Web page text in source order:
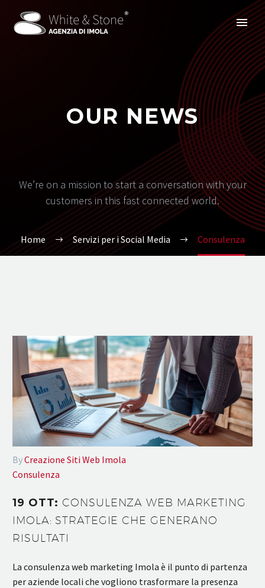
OUR NEWS
We’re on a mission to start a conversation with your
customers in this fast connected world.
Home Servizi per i Social Media Consulenza
ByCreazione Siti Web Imola
Consulenza
19 OTT:CONSULENZA WEB MARKETING
IMOLA: STRATEGIE CHE GENERANO
RISULTATI
La consulenza web marketing Imola è il punto di partenza
per aziende locali che vogliono trasformare la presenza